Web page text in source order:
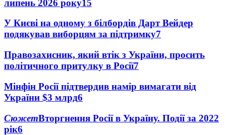
липень 2026 року15
У Києві на одному з білбордів Дарт Вейдер
подякував виборцям за підтримку7
Правозахисник, який втік з України, просить
політичного притулку в Росії7
Мінфін Росії підтвердив намір вимагати від
України $3 млрд6
СюжетВторгнення Росії в Україну. Події за 2022
рік6